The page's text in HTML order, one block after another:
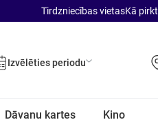
Tirdzniecības vietasKā pirkt
Izvēlēties periodu
Dāvanu kartes Kino